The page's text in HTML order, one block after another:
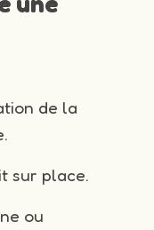
de la
sur place.
ou